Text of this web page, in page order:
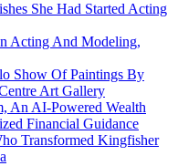
She Had Started Acting
Acting And Modeling,
Show Of Paintings By
Art Gallery
An AI-Powered Wealth
Financial Guidance
Transformed Kingfisher